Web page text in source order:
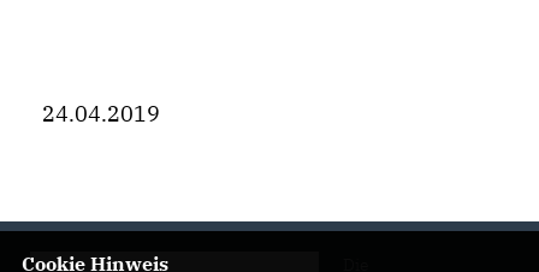
24.04.2019
Cookie Hinweis